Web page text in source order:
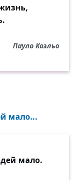
Пауло Коэльо
мало...
мало.